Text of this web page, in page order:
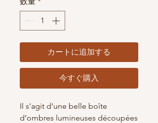
カートに追加する
今すぐ購入
Il s’agit d’une belle boîte
d’ombres lumineuses découpées